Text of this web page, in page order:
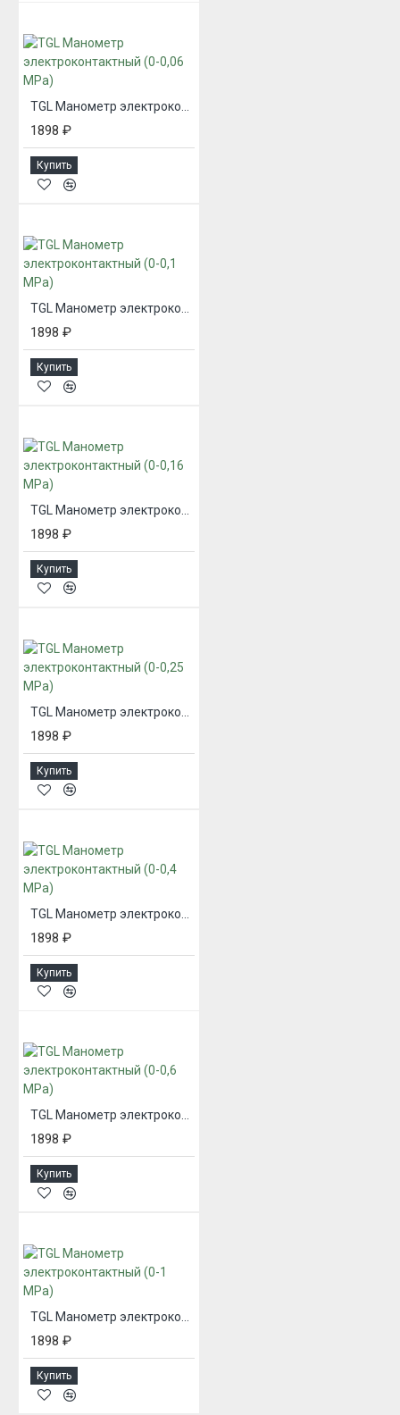
TGL Манометр электроконтактный (0-0,06 MPa)
1898 ₽
Купить
TGL Манометр электроконтактный (0-0,1 MPa)
1898 ₽
Купить
1898 ₽
Купить
1898 ₽
Купить
1898 ₽
Купить
TGL Манометр электроконтактный (0-0,6 MPa)
1898 ₽
Купить
TGL Манометр электроконтактный (0-1 MPa)
1898 ₽
Купить